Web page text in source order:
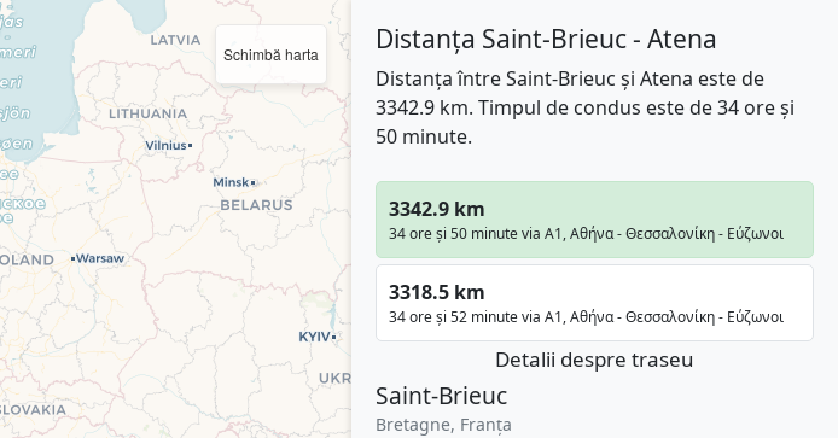
Schimbă harta Distanța Saint-Brieuc - Atena
Distanța între Saint-Brieuc și Atena este de
3342.9 km. Timpul de condus este de 34 ore și
50 minute.
3342.9 km
34 ore și 50 minute via A1, Αθήνα - Θεσσαλονίκη - Εύζωνοι
3318.5 km
34 ore și 52 minute via A1, Αθήνα - Θεσσαλονίκη - Εύζωνοι
Detalii despre traseu
Saint-Brieuc
Bretagne, Franţa